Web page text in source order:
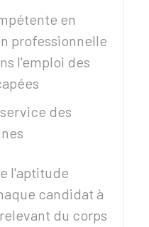
en
professionnelle
l'emploi des
des
l'aptitude
candidat à
du corps